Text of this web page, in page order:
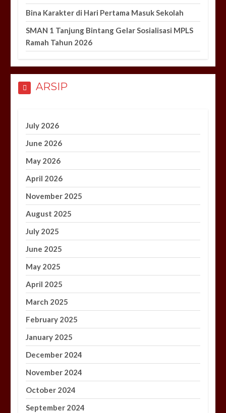
Bina Karakter di Hari Pertama Masuk Sekolah
SMAN 1 Tanjung Bintang Gelar Sosialisasi MPLS
Ramah Tahun 2026
ARSIP
July 2026
June 2026
May 2026
April 2026
November 2025
August 2025
July 2025
June 2025
May 2025
April 2025
March 2025
February 2025
January 2025
December 2024
November 2024
October 2024
September 2024